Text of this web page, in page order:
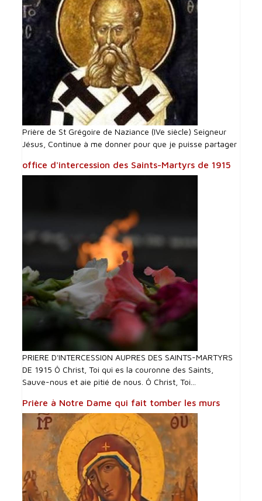
Prière de St Grégoire de Naziance (IVe siècle) Seigneur
Jésus, Continue à me donner pour que je puisse partager
office d'intercession des Saints-Martyrs de 1915
PRIERE D'INTERCESSI0N AUPRES DES SAINTS-MARTYRS
DE 1915 Ô Christ, Toi qui es la couronne des Saints,
Sauve-nous et aie pitié de nous. Ô Christ, Toi...
Prière à Notre Dame qui fait tomber les murs